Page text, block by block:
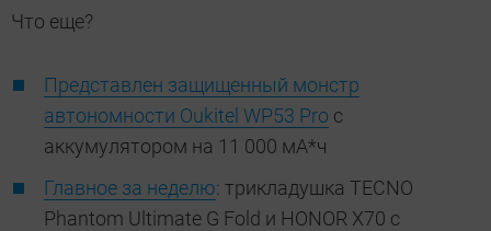
Что еще?
Представлен защищенный монстр
автономности Oukitel WP53 Pro с
аккумулятором на 11 000 мА*ч
Главное за неделю: трикладушка TECNO
Phantom Ultimate G Fold и HONOR X70 с